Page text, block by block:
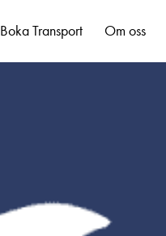
Boka Transport Om oss